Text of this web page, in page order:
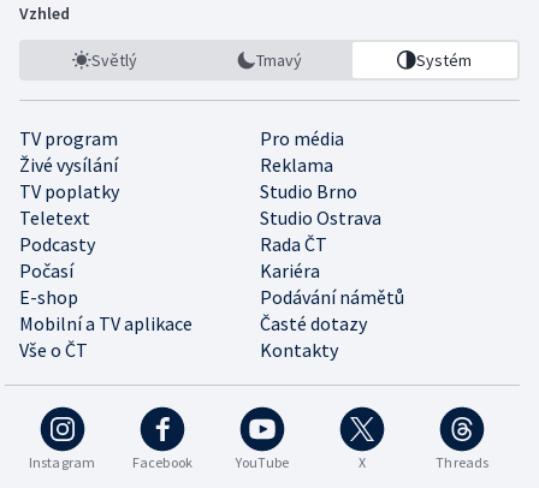
Vzhled
Světlý Tmavý Systém
TV program
Pro média
Živé vysílání
Reklama
TV poplatky
Studio Brno
Teletext
Studio Ostrava
Podcasty
Rada ČT
Počasí
Kariéra
E-shop
Podávání námětů
Mobilní a TV aplikace
Časté dotazy
Vše o ČT
Kontakty
Instagram Facebook YouTube X Threads